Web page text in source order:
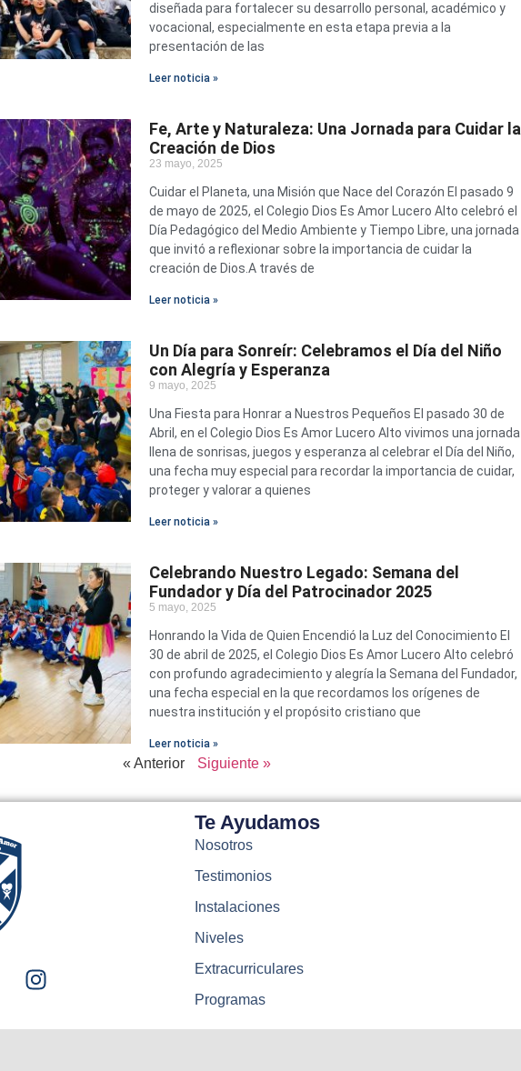
diseñada para fortalecer su desarrollo personal, académico y
vocacional, especialmente en esta etapa previa a la
presentación de las
Leer noticia »
Fe, Arte y Naturaleza: Una Jornada para Cuidar la
Creación de Dios
23 mayo, 2025
Cuidar el Planeta, una Misión que Nace del Corazón El pasado 9
de mayo de 2025, el Colegio Dios Es Amor Lucero Alto celebró el
Día Pedagógico del Medio Ambiente y Tiempo Libre, una jornada
que invitó a reflexionar sobre la importancia de cuidar la
creación de Dios.A través de
Leer noticia »
Un Día para Sonreír: Celebramos el Día del Niño
con Alegría y Esperanza
9 mayo, 2025
Una Fiesta para Honrar a Nuestros Pequeños El pasado 30 de
Abril, en el Colegio Dios Es Amor Lucero Alto vivimos una jornada
llena de sonrisas, juegos y esperanza al celebrar el Día del Niño,
una fecha muy especial para recordar la importancia de cuidar,
proteger y valorar a quienes
Leer noticia »
Celebrando Nuestro Legado: Semana del
Fundador y Día del Patrocinador 2025
5 mayo, 2025
Honrando la Vida de Quien Encendió la Luz del Conocimiento El
30 de abril de 2025, el Colegio Dios Es Amor Lucero Alto celebró
con profundo agradecimiento y alegría la Semana del Fundador,
una fecha especial en la que recordamos los orígenes de
nuestra institución y el propósito cristiano que
Leer noticia »
« Anterior Siguiente »
Te Ayudamos
Nosotros
Testimonios
Instalaciones
Niveles
Extracurriculares
Programas